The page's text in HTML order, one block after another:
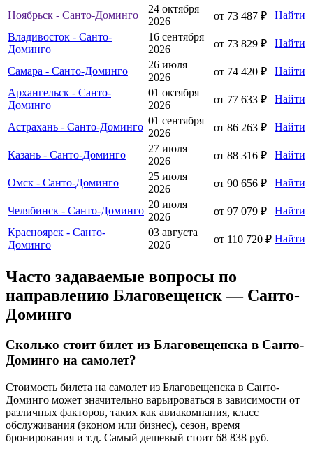
Ноябрьск - Санто-Доминго
24 октября
2026
от 73 487 ₽
Найти
Владивосток - Санто-
Доминго
16 сентября
2026
от 73 829 ₽ Найти
Самара - Санто-Доминго
26 июля
2026
от 74 420 ₽
Найти
Архангельск - Санто-
Доминго
01 октября
2026
от 77 633 ₽ Найти
Астрахань - Санто-Доминго
01 сентября
2026
от 86 263 ₽ Найти
Казань - Санто-Доминго
27 июля
2026
от 88 316 ₽ Найти
Омск - Санто-Доминго
25 июля
2026
от 90 656 ₽ Найти
Челябинск - Санто-Доминго
20 июля
2026
от 97 079 ₽
Найти
Красноярск - Санто-
Доминго
03 августа
2026
от 110 720 ₽ Найти
Часто задаваемые вопросы по
направлению Благовещенск — Санто-
Доминго
Сколько стоит билет из Благовещенска в Санто-
Доминго на самолет?
Стоимость билета на самолет из Благовещенска в Санто-
Доминго может значительно варьироваться в зависимости от
различных факторов, таких как авиакомпания, класс
обслуживания (эконом или бизнес), сезон, время
бронирования и т.д. Самый дешевый стоит 68 838 руб.